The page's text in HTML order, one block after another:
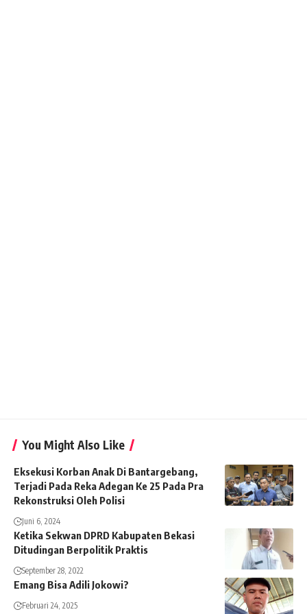
You Might Also Like
Eksekusi Korban Anak Di Bantargebang,
Terjadi Pada Reka Adegan Ke 25 Pada Pra
Rekonstruksi Oleh Polisi
Juni 6, 2024
Ketika Sekwan DPRD Kabupaten Bekasi
Ditudingan Berpolitik Praktis
September 28, 2022
Emang Bisa Adili Jokowi?
Februari 24, 2025